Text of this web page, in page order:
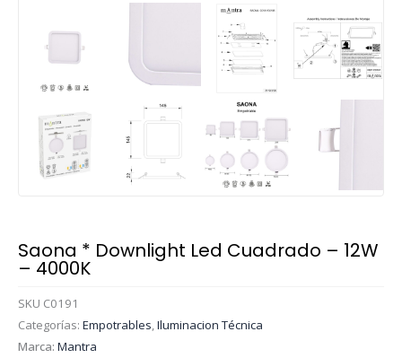
Saona * Downlight Led Cuadrado – 12W
– 4000K
SKU C0191
Categorías: Empotrables,Iluminacion Técnica
Marca: Mantra